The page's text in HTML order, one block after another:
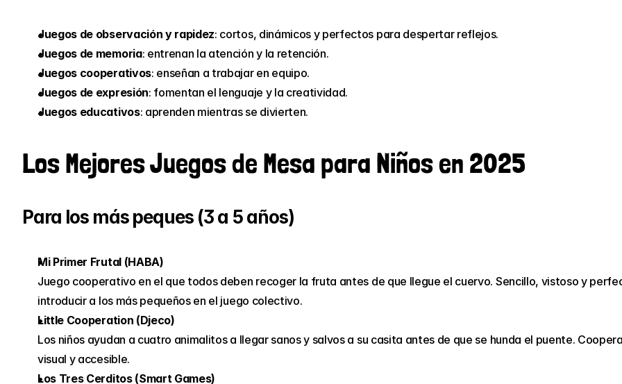
Juegos de observación y rapidez: cortos, dinámicos y perfectos para despertar reflejos.
Juegos de memoria: entrenan la atención y la retención.
Juegos cooperativos: enseñan a trabajar en equipo.
Juegos de expresión: fomentan el lenguaje y la creatividad.
Juegos educativos: aprenden mientras se divierten.
Los Mejores Juegos de Mesa para Niños en 2025
Para los más peques (3 a 5 años)
Mi Primer Frutal (HABA)
Juego cooperativo en el que todos deben recoger la fruta antes de que llegue el cuervo. Sencillo, vistoso y
introducir a los más pequeños en el juego colectivo.
Little Cooperation (Djeco)
Los niños ayudan a cuatro animalitos a llegar sanos y salvos a su casita antes de que se hunda el puente.
visual y accesible.
Los Tres Cerditos (Smart Games)